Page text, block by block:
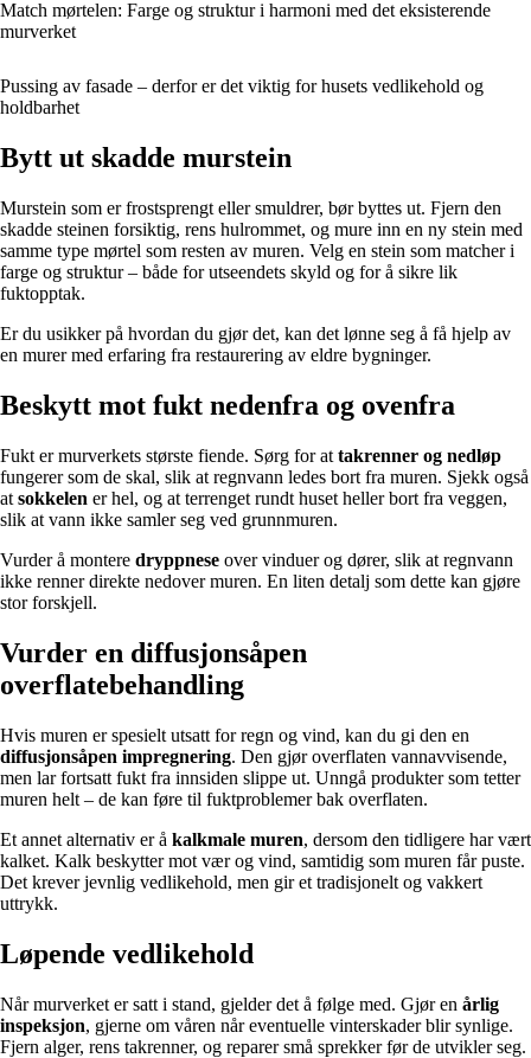
Match mørtelen: Farge og struktur i harmoni med det eksisterende
murverket
Pussing av fasade – derfor er det viktig for husets vedlikehold og
holdbarhet
Bytt ut skadde murstein
Murstein som er frostsprengt eller smuldrer, bør byttes ut. Fjern den
skadde steinen forsiktig, rens hulrommet, og mure inn en ny stein med
samme type mørtel som resten av muren. Velg en stein som matcher i
farge og struktur – både for utseendets skyld og for å sikre lik
fuktopptak.
Er du usikker på hvordan du gjør det, kan det lønne seg å få hjelp av
en murer med erfaring fra restaurering av eldre bygninger.
Beskytt mot fukt nedenfra og ovenfra
Fukt er murverkets største fiende. Sørg for at takrenner og nedløp
fungerer som de skal, slik at regnvann ledes bort fra muren. Sjekk også
at sokkelen er hel, og at terrenget rundt huset heller bort fra veggen,
slik at vann ikke samler seg ved grunnmuren.
Vurder å montere dryppnese over vinduer og dører, slik at regnvann
ikke renner direkte nedover muren. En liten detalj som dette kan gjøre
stor forskjell.
Vurder en diffusjonsåpen
overflatebehandling
Hvis muren er spesielt utsatt for regn og vind, kan du gi den en
diffusjonsåpen impregnering. Den gjør overflaten vannavvisende,
men lar fortsatt fukt fra innsiden slippe ut. Unngå produkter som tetter
muren helt – de kan føre til fuktproblemer bak overflaten.
Et annet alternativ er å kalkmale muren, dersom den tidligere har vært
kalket. Kalk beskytter mot vær og vind, samtidig som muren får puste.
Det krever jevnlig vedlikehold, men gir et tradisjonelt og vakkert
uttrykk.
Løpende vedlikehold
Når murverket er satt i stand, gjelder det å følge med. Gjør en årlig
inspeksjon, gjerne om våren når eventuelle vinterskader blir synlige.
Fjern alger, rens takrenner, og reparer små sprekker før de utvikler seg.